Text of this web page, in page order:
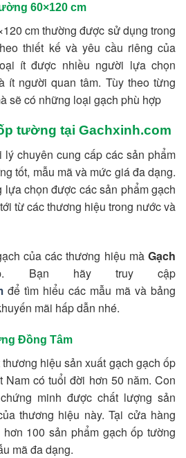
60×120 cm
cm thường được sử dụng trong
thiết kế và yêu cầu riêng của
ít được nhiều người lựa chọn
ít người quan tâm. Tùy theo từng
sẽ có những loại gạch phù hợp
tường tại Gachxinh.com
lý chuyên cung cấp các sản phẩm
tốt, mẫu mã và mức giá đa dạng.
lựa chọn được các sản phẩm gạch
từ các thương hiệu trong nước và
của các thương hiệu mà Gạch
Bạn hãy truy cập
để tìm hiểu các mẫu mã và bảng
mãi hấp dẫn nhé.
Đồng Tâm
hiệu sản xuất gạch gạch ốp
Nam có tuổi đời hơn 50 năm. Con
minh được chất lượng sản
thương hiệu này. Tại cửa hàng
100 sản phẩm gạch ốp tường
mã đa dạng.